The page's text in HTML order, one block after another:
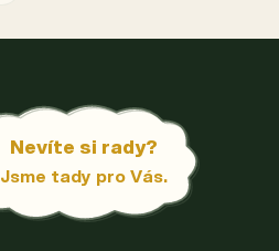
Nevíte si rady?
Jsme tady pro Vás.